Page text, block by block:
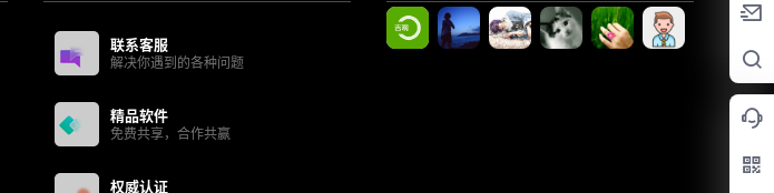
联系客服
解决你遇到的各种问题
精品软件
免费共享，合作共赢
权威认证